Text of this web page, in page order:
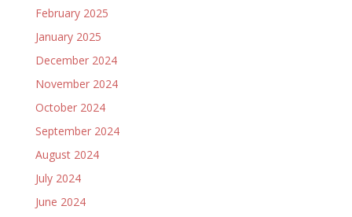
February 2025
January 2025
December 2024
November 2024
October 2024
September 2024
August 2024
July 2024
June 2024